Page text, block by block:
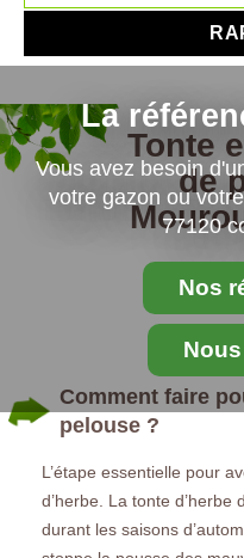
La
Vous avez besoin
votre gazon ou
77120
Nos
Tonte
de
Comment faire
pelouse ?
L’étape essentielle pour
d’herbe. La tonte
durant les saisons